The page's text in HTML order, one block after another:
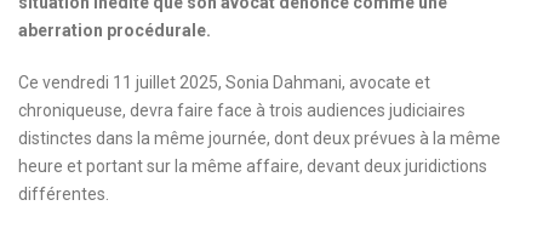
aberration procédurale.
Ce vendredi 11 juillet 2025, Sonia Dahmani, avocate et
chroniqueuse, devra faire face à trois audiences judiciaires
distinctes dans la même journée, dont deux prévues à la même
heure et portant sur la même affaire, devant deux juridictions
différentes.